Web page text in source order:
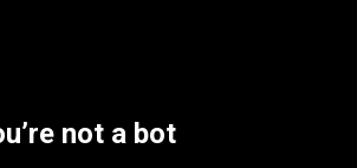
not a bot